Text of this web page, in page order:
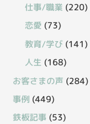
仕事/職業 (220)
恋愛 (73)
教育/学び (141)
人生 (168)
お客さまの声 (284)
事例 (449)
鉄板記事 (53)